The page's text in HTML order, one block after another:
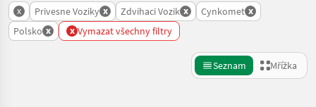
x Privesne Voziky x Zdvihaci Vozik x Cynkomet x
Polsko x x Vymazat všechny filtry
Seznam Mřížka